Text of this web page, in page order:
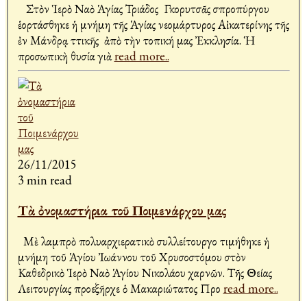
Στὸν Ἱερὸ Ναὸ Ἁγίας Τριάδος Γκορυτσᾶς Ἀσπροπύργου
ἑορτάσθηκε ἡ μνήμη τῆς Ἁγίας νεομάρτυρος Αἰκατερίνης τῆς
ἐν Μάνδρᾳ Ἀττικῆς ἀπὸ τὴν τοπική μας Ἐκκλησία. Ἡ
προσωπικὴ θυσία γιὰread more..
26/11/2015
3 min read
Τὰ ὀνομαστήρια τοῦ Ποιμενάρχου μας
Μὲ λαμπρὸ πολυαρχιερατικὸ συλλείτουργο τιμήθηκε ἡ
μνήμη τοῦ Ἁγίου Ἰωάννου τοῦ Χρυσοστόμου στὸν
Καθεδρικὸ Ἱερὸ Ναὸ Ἁγίου Νικολάου Ἀχαρνῶν. Τῆς Θείας
Λειτουργίας προεξῆρχε ὁ Μακαριώτατος Προ read more..